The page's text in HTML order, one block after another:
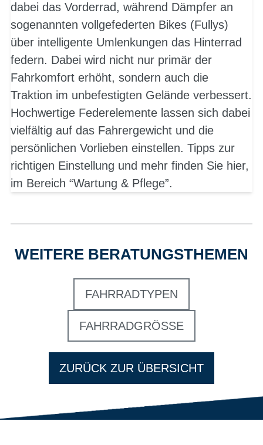
dabei das Vorderrad, während Dämpfer an
sogenannten vollgefederten Bikes (Fullys)
über intelligente Umlenkungen das Hinterrad
federn. Dabei wird nicht nur primär der
Fahrkomfort erhöht, sondern auch die
Traktion im unbefestigten Gelände verbessert.
Hochwertige Federelemente lassen sich dabei
vielfältig auf das Fahrergewicht und die
persönlichen Vorlieben einstellen. Tipps zur
richtigen Einstellung und mehr finden Sie hier,
im Bereich “Wartung & Pflege”.
WEITERE BERATUNGSTHEMEN
FAHRRADTYPEN
FAHRRADGRÖSSE
ZURÜCK ZUR ÜBERSICHT